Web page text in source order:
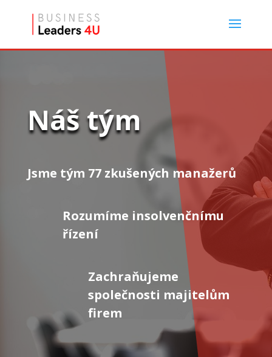
Náš tým
Jsme tým 77 zkušených manažerů
Rozumíme insolvenčnímu
řízení
Zachraňujeme
společnosti majitelům
firem